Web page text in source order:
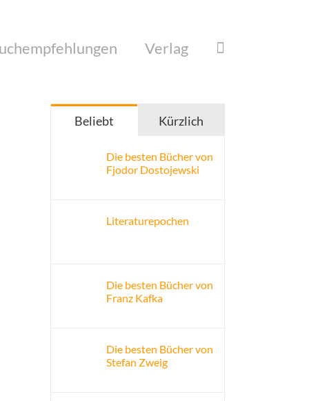
Verlag
Beliebt Kürzlich
Die besten Bücher von
Fjodor Dostojewski
Literaturepochen
Die besten Bücher von
Franz Kafka
Die besten Bücher von
Stefan Zweig